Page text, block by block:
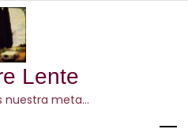
Lente
nuestra meta…